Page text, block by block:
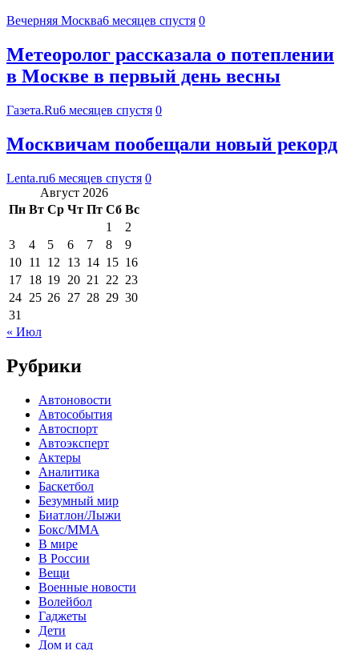
Вечерняя Москва6 месяцев спустя 0
Метеоролог рассказала о потеплении
в Москве в первый день весны
Газета.Ru6 месяцев спустя 0
Москвичам пообещали новый рекорд
Lenta.ru6 месяцев спустя 0
Август 2026
Пн Вт Ср Чт Пт Сб Вс
1
2
3
4 5 6 7 8
9
10 11 12 13 14 15 16
17 18 19 20 21 22 23
24 25 26 27 28 29 30
31
« Июл
Рубрики
Автоновости
Автособытия
Автоспорт
Автоэксперт
Актеры
Аналитика
Баскетбол
Безумный мир
Биатлон/Лыжи
Бокс/MMA
В мире
В России
Вещи
Военные новости
Волейбол
Гаджеты
Дети
Дом и сад